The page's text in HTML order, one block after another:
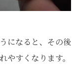
になると、その後
やすくなります。